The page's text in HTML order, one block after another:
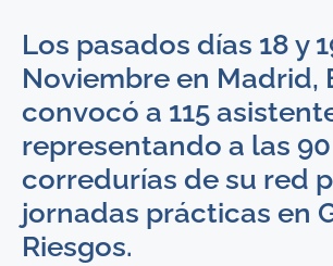
Los pasados días 18 y
Noviembre en Madrid,
convocó a 115
representando a las 90
corredurías de su red
jornadas prácticas en
Riesgos.